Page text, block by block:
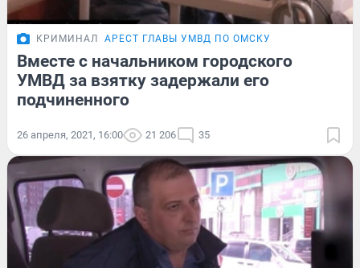
КРИМИНАЛ АРЕСТ ГЛАВЫ УМВД ПО ОМСКУ
Вместе с начальником городского
УМВД за взятку задержали его
подчиненного
26 апреля, 2021, 16:00 21 206 35